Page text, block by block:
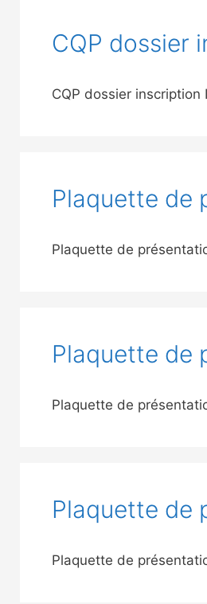
CQP dossier
CQP dossier
Plaquette de
Plaquette de
Plaquette de
Plaquette de
Plaquette de
Plaquette de